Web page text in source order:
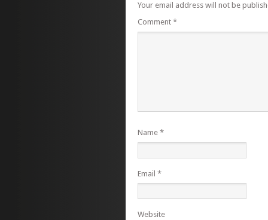
Your email address will not be
Comment *
Name *
Email *
Website